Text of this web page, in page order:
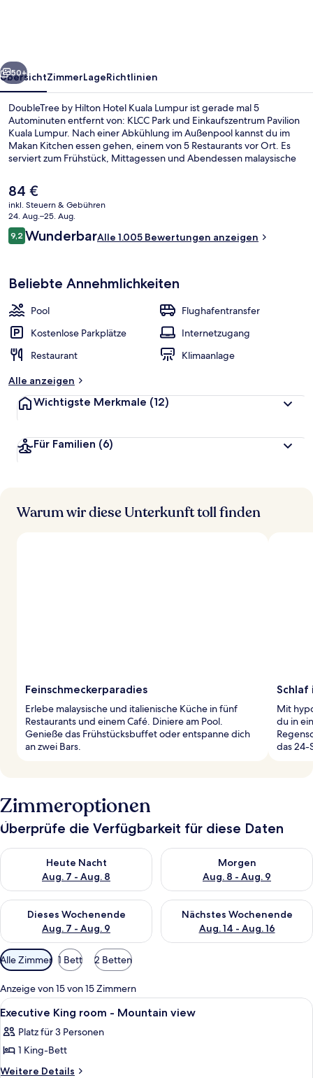
Weiter
50+
ÜbersichtZimmerLageRichtlinien
DoubleTree by Hilton Hotel Kuala Lumpur ist gerade mal 5
Autominuten entfernt von: KLCC Park und Einkaufszentrum Pavilion
Kuala Lumpur. Nach einer Abkühlung im Außenpool kannst du im
Makan Kitchen essen gehen, einem von 5 Restaurants vor Ort. Es
serviert zum Frühstück, Mittagessen und Abendessen malaysische
Bars/Lounges, eine Poolbar und einen Fitnessbereich. Das
hilfsbereite Personal und das Frühstück erhalten tolle Bewertungen
von anderen Reisenden. Die Unterkunft ist nur einen kurzen
Fußmarsch von den öffentlichen Verkehrsmitteln entfernt: Zur U-
Bahn läuft man 9 Minuten (LRT-Station) bzw. 14 Minuten (LRT-
Station).
Der
aktuelle
Preis
beträgt
84 €.
84 €
inkl. Steuern & Gebühren
24. Aug.–25. Aug.
Bewertungen
9,29,2 von 10.
WunderbarAlle 1.005 Bewertungen anzeigen
Beliebte Annehmlichkeiten
Pool
Flughafentransfer
Kostenlose Parkplätze
Internetzugang
Restaurant
Klimaanlage
Alle anzeigen
Wichtigste Merkmale (12)
Für Familien (6)
Warum wir diese Unterkunft toll finden
Feinschmeckerparadies
Erlebe malaysische und italienische Küche in fünf
Restaurants und einem Café. Diniere am Pool.
Genieße das Frühstücksbuffet oder entspanne dich
an zwei Bars.
Schlaf
Mit
du in
das 24-
Zimmeroptionen
Überprüfe die Verfügbarkeit für diese Daten
Heute Nacht
Aug. 7 - Aug. 8
Überprüfe die Verfügbarkeit für heute Nacht, Aug. 7 - Aug. 8.
Morgen
Aug. 8 - Aug. 9
Überprüfe die Verfügbarkeit
Dieses Wochenende
Aug. 7 - Aug. 9
Überprüfe die Verfügbarkeit für dieses Wochenende, Aug. 7
Nächstes Wochenende
Aug. 14 - Aug. 16
Überprüfe die Verfügbarkeit
Verfügbare
Filter
für
Zimmer
Alle Zimmer 1 Bett 2 Betten
Anzeige von 15 von 15 Zimmern
Alle
Fotos
für
Executive
King
Allergikerbettwaren,
10
Executive King room - Mountain view
Platz für 3 Personen
1 King-Bett
Weitere Details
Weitere